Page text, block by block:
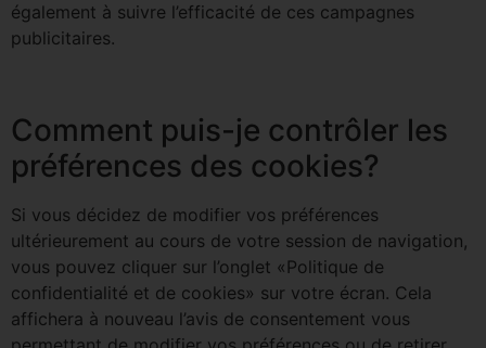
également à suivre l’efficacité de ces campagnes
publicitaires.
Comment puis-je contrôler les
préférences des cookies?
Si vous décidez de modifier vos préférences
ultérieurement au cours de votre session de navigation,
vous pouvez cliquer sur l’onglet «Politique de
confidentialité et de cookies» sur votre écran. Cela
affichera à nouveau l’avis de consentement vous